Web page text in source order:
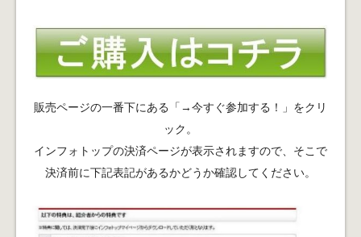
販売ページの一番下にある「→今すぐ参加する！」をクリ
ック。
インフォトップの決済ページが表示されますので、そこで
決済前に下記表記があるかどうか確認してください。